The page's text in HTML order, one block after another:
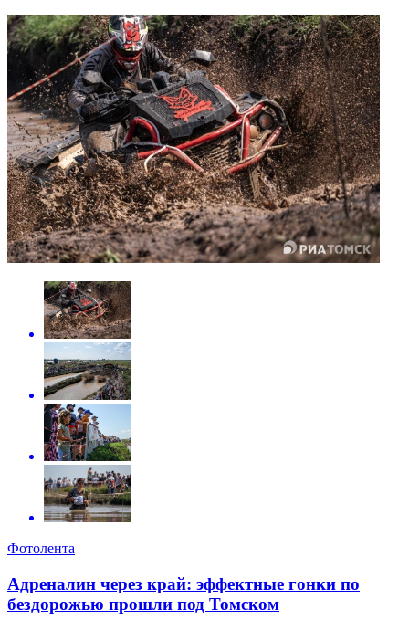
Фотолента
Адреналин через край: эффектные гонки по
бездорожью прошли под Томском